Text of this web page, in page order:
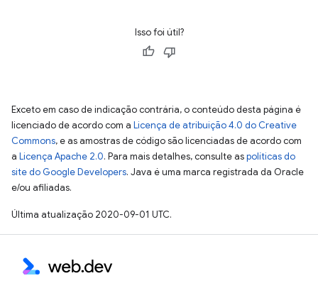
Isso foi útil?
Exceto em caso de indicação contrária, o conteúdo desta página é
licenciado de acordo com a Licença de atribuição 4.0 do Creative
Commons, e as amostras de código são licenciadas de acordo com
a Licença Apache 2.0. Para mais detalhes, consulte aspolíticas do
site do Google Developers. Java é uma marca registrada da Oracle
e/ou afiliadas.
Última atualização 2020-09-01 UTC.